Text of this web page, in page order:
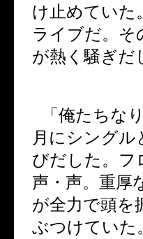
け止めていた。
ライブだ。そ
が熱く騒ぎだ
「俺たちな
月にシングル
びだした。フ
声・声。重厚
が全力で頭を
ぶつけていた